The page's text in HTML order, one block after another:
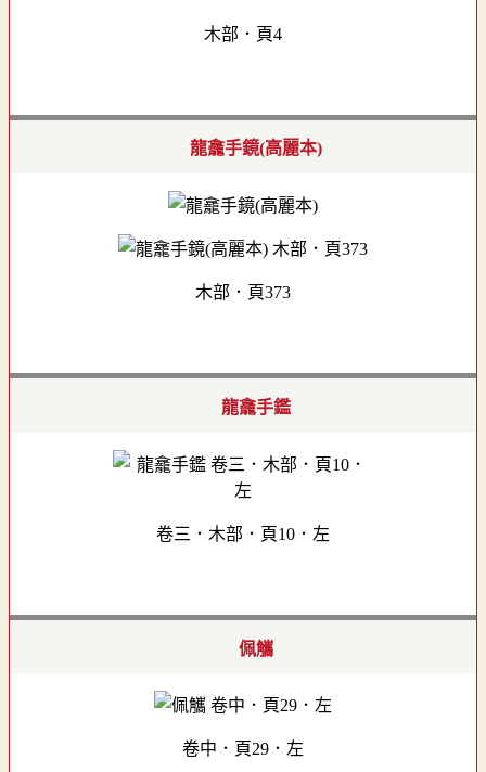
木部．頁4
龍龕手鏡(高麗本)
木部．頁373
龍龕手鑑
卷三．木部．頁10．左
佩觿
卷中．頁29．左